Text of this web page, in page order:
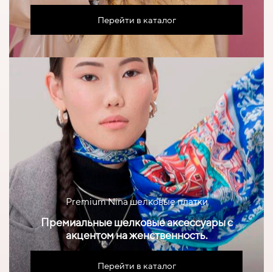
Перейти в каталог
Premium Nina шелковые платки
Премиальные шелковые аксессуары с
акцентом на женственность.
Перейти в каталог